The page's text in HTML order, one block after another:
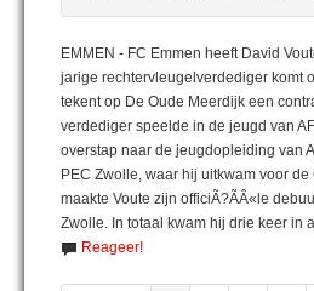
EMMEN - FC Emmen heeft David
jarige rechtervleugelverdediger komt
tekent op De Oude Meerdijk een
verdediger speelde in de jeugd van
overstap naar de jeugdopleiding van
PEC Zwolle, waar hij uitkwam voor
maakte Voute zijn officiÃ?ÃÂ«le
Zwolle. In totaal kwam hij drie keer in
Reageer!